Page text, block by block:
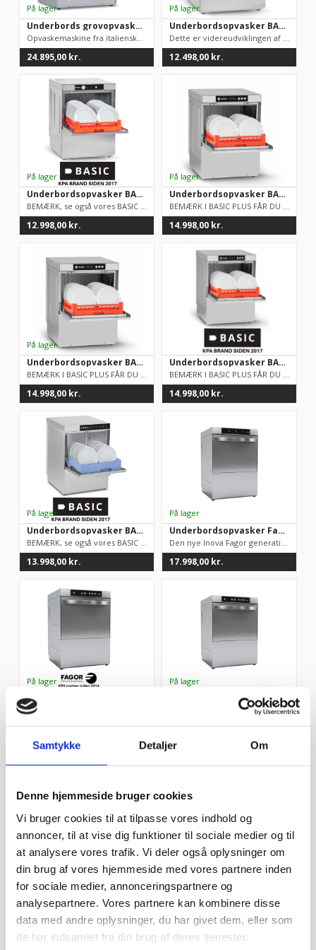
Samtykke Detaljer Om
Denne hjemmeside bruger cookies
Vi bruger cookies til at tilpasse vores indhold og
annoncer, til at vise dig funktioner til sociale medier og til
at analysere vores trafik. Vi deler også oplysninger om
din brug af vores hjemmeside med vores partnere inden
for sociale medier, annonceringspartnere og
analysepartnere. Vores partnere kan kombinere disse
data med andre oplysninger, du har givet dem, eller som
de har indsamlet fra din brug af deres tjenester.
Underbords grovopvasker XL Elettrobar Mistral 241X DE til 60×40 bakker
Opvaskemaskine fra italienske Elettrobar, som er blandt europa...
24.895,00 kr.
Underbordsopvasker BASIC GE-510 B DD med Sæbe, afspænding og drænpumpe
12.498,00 kr.
Underbordsopvasker BASIC GE-510 B DD med Sæbe, afspænding og drænpumpe
12.998,00 kr.
Underbordsopvasker BASIC PLUS 2,0 GT-510 B W DD med Sæbe, afspænding og drænpumpe samt skyllepumpe for bedre tørreevne.
14.998,00 kr.
Underbordsopvasker BASIC PLUS 2,0 GT-510 B W DD med Sæbe, afspænding og drænpumpe samt skyllepumpe for bedre tørreevne.
14.998,00 kr.
Underbordsopvasker BASIC PLUS 2,0 GT-510 B W DD med Sæbe, afspænding og drænpumpe samt skyllepumpe for bedre tørreevne.
14.998,00 kr.
Underbordsopvasker BASIC, God industriopvasker, simpel betjening
13.998,00 kr.
Underbordsopvasker Fagor Basic plus WUP-503BD inkl. sæbe- og drænpumpe
17.998,00 kr.
16.498,00kr.
Underbordsopvasker Fagor Basic WUC-502TD inkl. sæbepumpe
Den nye Inova Fagor generation af opvaskemaskiner sætter en ny...
14.998,00kr.
Underbordsopvasker Fagor TOPMODEL Premium WUA-503D inkl. alle pumper ** TOPMODEL **
24.998,00 kr.
Underbordsopvasker fra Winterhalter ** TOPKVALITET **
54.998,00 kr.
29%
RABAT